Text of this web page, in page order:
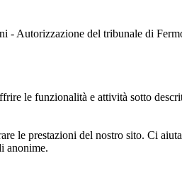
Autorizzazione del tribunale di
le funzionalità e attività sotto
le prestazioni del nostro sito. Ci
anonime.